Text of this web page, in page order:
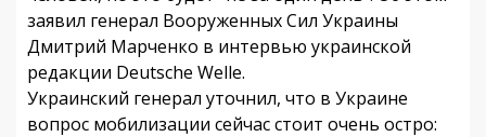
заявил генерал Вооруженных Сил Украины
Дмитрий Марченко в интервью украинской
редакции Deutsche Welle.
Украинский генерал уточнил, что в Украине
вопрос мобилизации сейчас стоит очень остро: